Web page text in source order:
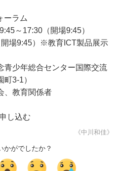
ーラム
～17:30（開場9:45）
場9:45）※教育ICT製品展示
青少年総合センター国際交流
3-1）
、教育関係者
し込む
《中川和佳》
かがでしたか？